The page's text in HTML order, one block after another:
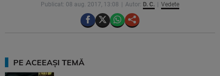
Publicat: 08 aug. 2017, 13:08 Autor: D. C. Vedete
PE ACEEAȘI TEMĂ